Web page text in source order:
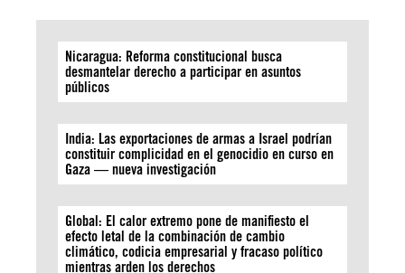
Nicaragua: Reforma constitucional busca
desmantelar derecho a participar en asuntos
públicos
India: Las exportaciones de armas a Israel podrían
constituir complicidad en el genocidio en curso en
Gaza — nueva investigación
Global: El calor extremo pone de manifiesto el
efecto letal de la combinación de cambio
climático, codicia empresarial y fracaso político
mientras arden los derechos